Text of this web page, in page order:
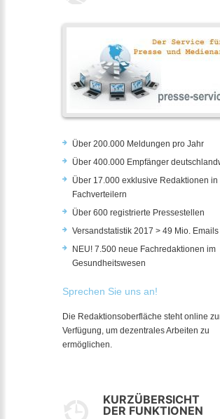
Über 200.000 Meldungen pro Jahr
Über 400.000 Empfänger
Über 17.000 exklusive Redaktionen in
Fachverteilern
Über 600 registrierte Pressestellen
Versandstatistik 2017 > 49 Mio. Emails
NEU! 7.500 neue Fachredaktionen im
Gesundheitswesen
Sprechen Sie uns an!
Die Redaktionsoberfläche steht online
Verfügung, um dezentrales Arbeiten zu
ermöglichen.
KURZÜBERSICHT
DER FUNKTIONEN